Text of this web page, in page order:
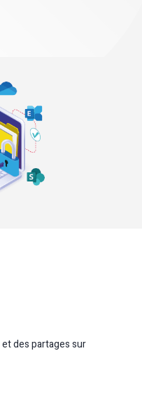
des partages sur